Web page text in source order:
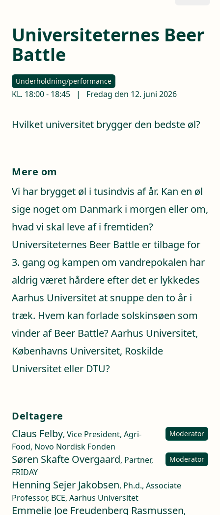
Universiteternes Beer
Battle
Underholdning/performance
KL. 18:00- 18:45 | Fredag den 12. juni 2026
Hvilket universitet brygger den bedste øl?
Mere om
Vi har brygget øl i tusindvis af år. Kan en øl
sige noget om Danmark i morgen eller om,
hvad vi skal leve af i fremtiden?
Universiteternes Beer Battle er tilbage for
3. gang og kampen om vandrepokalen har
aldrig været hårdere efter det er lykkedes
Aarhus Universitet at snuppe den to år i
træk. Hvem kan forlade solskinsøen som
vinder af Beer Battle? Aarhus Universitet,
Københavns Universitet, Roskilde
Universitet eller DTU?
Deltagere
Claus Felby, Vice President, Agri-
Food, Novo Nordisk Fonden
Moderator
Søren Skafte Overgaard, Partner,
FRIDAY
Moderator
Henning Sejer Jakobsen, Ph.d., Associate
Professor, BCE, Aarhus Universitet
Emmelie Joe Freudenberg Rasmussen,